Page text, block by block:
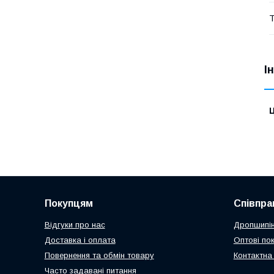
Покупцям
Відгуки про нас
Доставка і оплата
Повернення та обмін товару
Часто задавані питання
Оптові